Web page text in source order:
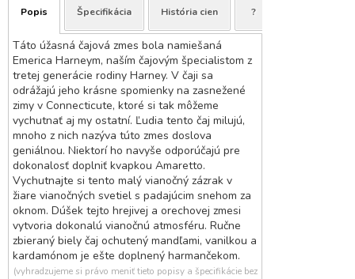
Popis Špecifikácia História cien ?
Táto úžasná čajová zmes bola namiešaná
Emerica Harneym, naším čajovým špecialistom z
tretej generácie rodiny Harney. V čaji sa
odrážajú jeho krásne spomienky na zasnežené
zimy v Connecticute, ktoré si tak môžeme
vychutnať aj my ostatní. Ľudia tento čaj milujú,
mnoho z nich nazýva túto zmes doslova
geniálnou. Niektorí ho navyše odporúčajú pre
dokonalosť doplniť kvapkou Amaretto.
Vychutnajte si tento malý vianočný zázrak v
žiare vianočných svetiel s padajúcim snehom za
oknom. Dúšek tejto hrejivej a orechovej zmesi
vytvoria dokonalú vianočnú atmosféru. Ručne
zbieraný biely čaj ochutený mandľami, vanilkou a
kardamónom je ešte doplnený harmančekom.
(vyhradzujeme si právo meniť tieto popisy a špecifikácie bez